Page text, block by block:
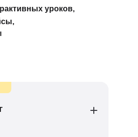
уроков,